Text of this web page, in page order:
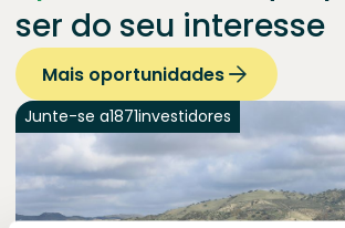
ser do seu interesse
Mais oportunidades
Junte-se a1871investidores